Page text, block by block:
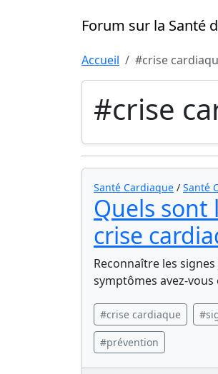
Forum sur la Santé
Accueil #crise
#crise
Santé Cardiaque / Santé
Quels sont
crise
Reconnaître les
symptômes avez-
#crise cardiaque
#prévention